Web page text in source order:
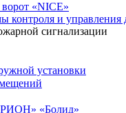
«NICE»
контроля и управления
сигнализации
установки
«Болид»